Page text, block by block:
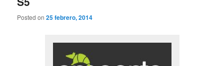
Posted on25 febrero, 2014